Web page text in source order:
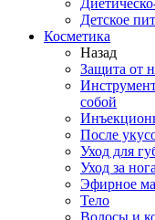
Детское
Косметика
Назад
Защита от
собой
После
Уход для
Уход за
Эфирное
Тело
Волосы и